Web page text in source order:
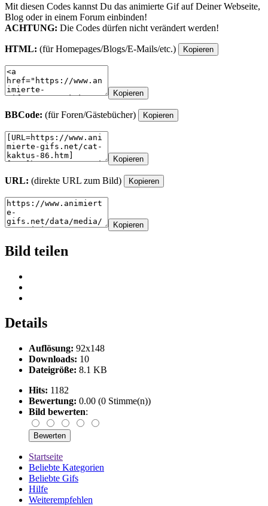
Mit diesen Codes kannst Du das animierte Gif auf Deiner Webseite,
Blog oder in einem Forum einbinden!
ACHTUNG: Die Codes dürfen nicht verändert werden!
HTML: (für Homepages/Blogs/E-Mails/etc.) Kopieren
Kopieren
BBCode: (für Foren/Gästebücher) Kopieren
Kopieren
URL: (direkte URL zum Bild) Kopieren
Kopieren
Bild teilen
Details
Auflösung: 92x148
Downloads: 10
Dateigröße: 8.1 KB
Hits: 1182
Bewertung: 0.00 (0 Stimme(n))
Bild bewerten:
Startseite
Beliebte Kategorien
Beliebte Gifs
Hilfe
Weiterempfehlen